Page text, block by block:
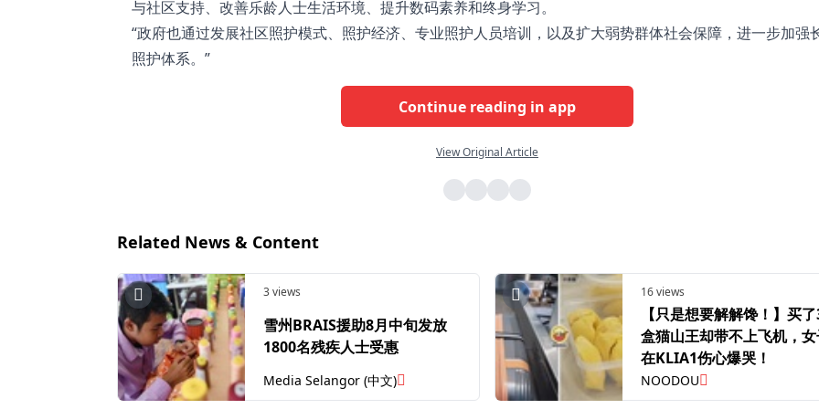
与社区支持、改善乐龄人士生活环境、提升数码素养和终身学习。
“政府也通过发展社区照护模式、照护经济、专业照护人员培训，以及扩大弱势群体社会保障，进一步加强
照护体系。”
Continue reading in app
View Original Article
Related News & Content
3 views
雪州BRAIS援助8月中旬发放
1800名残疾人士受惠
Media Selangor (中文)
16 views
【只是想要解解馋！】买
盒猫山王却带不上飞机，
在KLIA1伤心爆哭！
NOODOU